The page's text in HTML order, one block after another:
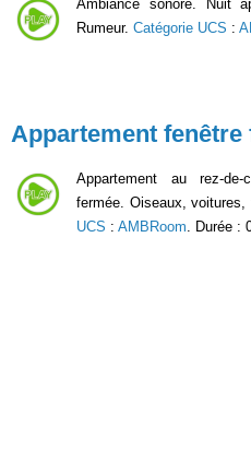
Ambiance sonore. Nuit
Rumeur. Catégorie UCS :
Appartement fenêtre
Appartement au rez-
fermée. Oiseaux, voitures,
UCS : AMBRoom . Durée :